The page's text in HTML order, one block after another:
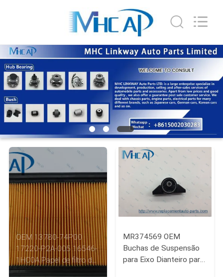
CASA
PRODUTOS
SOBRE
NÓS
EXCURSÃO
DA
FÁBRICA
CONTROLE
DA
QUALIDADE
Rights
Reserved.
OEM 13780-74P00
17220-P2A-005 16546-
1HC0A Papel de filtro de
ar para automóveis,
MR374569 OEM
Buchas de Suspensão
para Eixo Dianteiro para